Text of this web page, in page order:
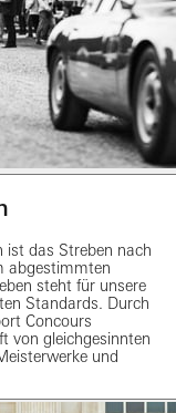
ist das Streben nach
abgestimmten
steht für unsere
Standards. Durch
Concours
von gleichgesinnten
und